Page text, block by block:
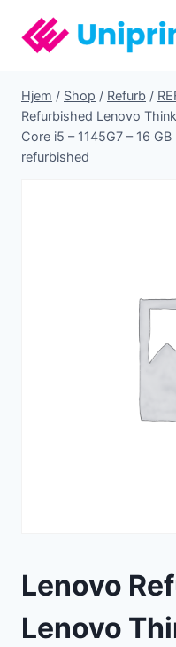
indhold
Hjem / Shop / Refurb /
Refurbished Lenovo
Core i5 – 1145G7 – 16
refurbished
Lenovo
Lenovo